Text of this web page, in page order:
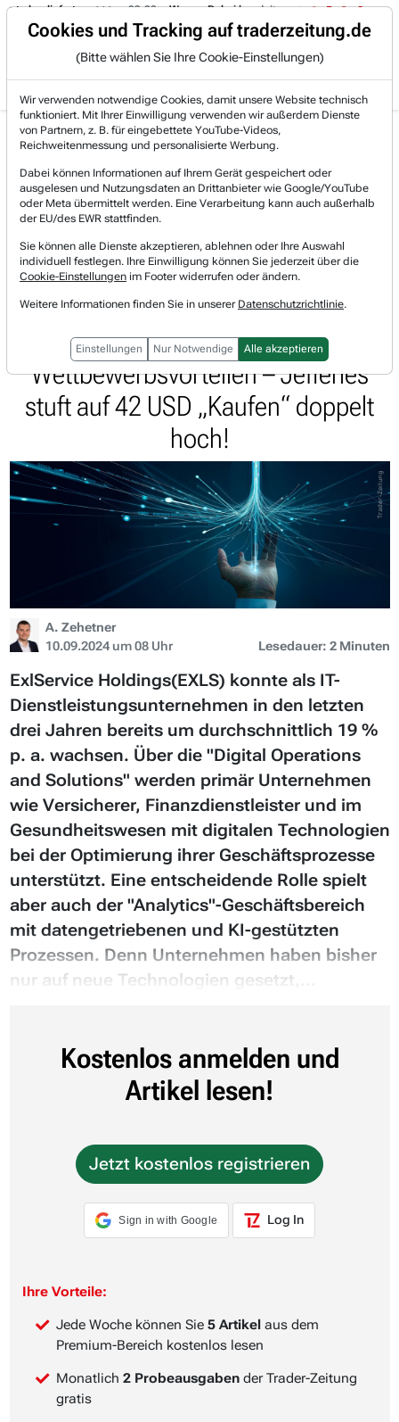
Trading-Room
abgeliefert. 09:08 - Wynxx: Dabei handelt es sich um eine
Gratis Account Login
Jetzt registrieren und gratis Artikel lesen.
Bereits bei TraderFox registriert? Jetzt anmelden!
Home Börsen-Nachrichten
Aktien on Fire
IT-Dienstleister ExlService überzeugt mit branche...
ExlService Holdings Watchlist
IT-Dienstleister ExlService
überzeugt mit branchenführendem
Wachstum und KI-
Wettbewerbsvorteilen – Jefferies
stuft auf 42 USD „Kaufen“ doppelt
hoch!
A. Zehetner
10.09.2024 um 08 Uhr
Lesedauer: 2 Minuten
ExlService Holdings(EXLS) konnte als IT-
Dienstleistungsunternehmen in den letzten
drei Jahren bereits um durchschnittlich 19 %
p. a. wachsen. Über die "Digital Operations
and Solutions" werden primär Unternehmen
wie Versicherer, Finanzdienstleister und im
Gesundheitswesen mit digitalen Technologien
bei der Optimierung ihrer Geschäftsprozesse
unterstützt. Eine entscheidende Rolle spielt
aber auch der "Analytics"-Geschäftsbereich
mit datengetriebenen und KI-gestützten
Prozessen. Denn Unternehmen haben bisher
nur auf neue Technologien gesetzt,...
Kostenlos anmelden und
Artikel lesen!
Jetzt kostenlos registrieren
Sign in with Google Log In
Ihre Vorteile:
Jede Woche können Sie 5 Artikel aus dem
Premium-Bereich kostenlos lesen
Monatlich 2 Probeausgaben der Trader-Zeitung
gratis
Cookies und Tracking auf traderzeitung.de
(Bitte wählen Sie Ihre Cookie-Einstellungen)
Wir verwenden notwendige Cookies, damit unsere Website technisch
funktioniert. Mit Ihrer Einwilligung verwenden wir außerdem Dienste
von Partnern, z. B. für eingebettete YouTube-Videos,
Reichweitenmessung und personalisierte Werbung.
Dabei können Informationen auf Ihrem Gerät gespeichert oder
ausgelesen und Nutzungsdaten an Drittanbieter wie Google/YouTube
oder Meta übermittelt werden. Eine Verarbeitung kann auch außerhalb
der EU/des EWR stattfinden.
Sie können alle Dienste akzeptieren, ablehnen oder Ihre Auswahl
individuell festlegen. Ihre Einwilligung können Sie jederzeit über die
Cookie-Einstellungen im Footer widerrufen oder ändern.
Weitere Informationen finden Sie in unserer Datenschutzrichtlinie.
Einstellungen Nur Notwendige Alle akzeptieren